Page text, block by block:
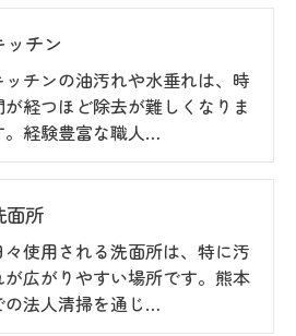
ッチン
ッチンの油汚れや水垂れは、時
が経つほど除去が難しくなりま
。経験豊富な職人…
面所
々使用される洗面所は、特に汚
が広がりやすい場所です。熊本
の法人清掃を通じ…